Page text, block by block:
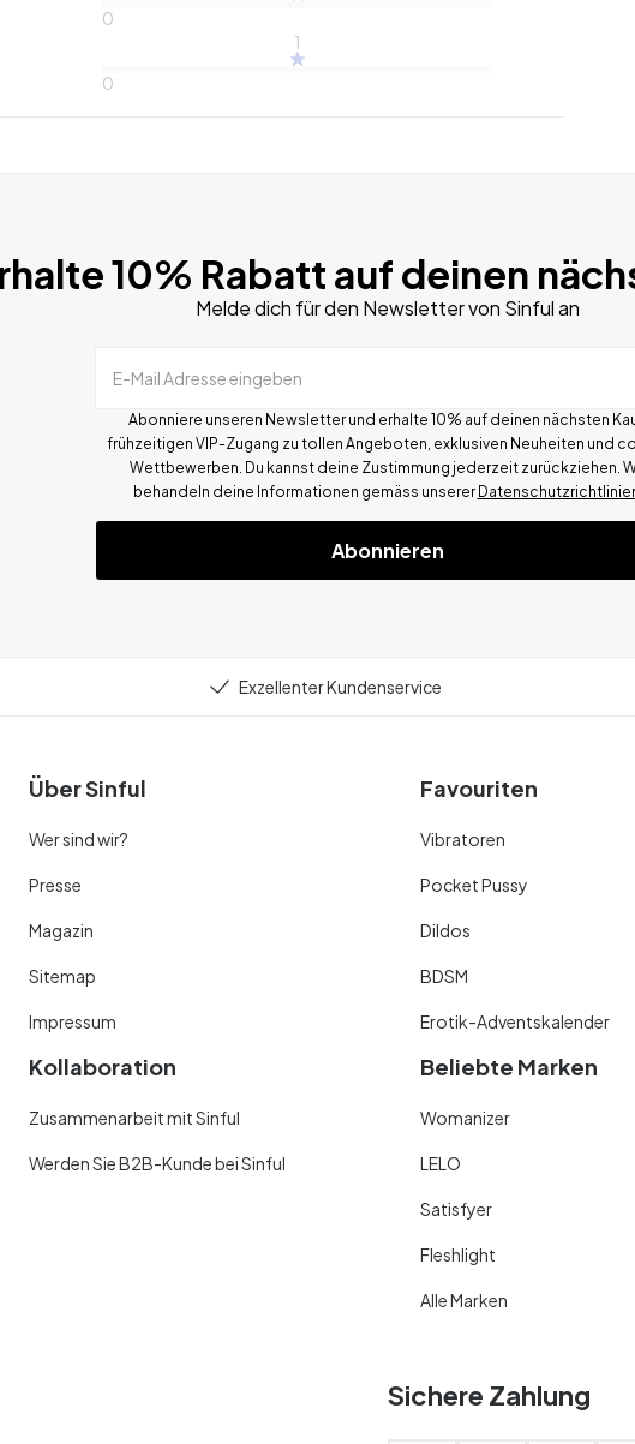
0
1
0
10% Rabatt auf deinen
Melde dich für den Newsletter von Sinful an
E-Mail Adresse eingeben
Abonniere unseren Newsletter und erhalte 10% auf deinen nächsten
frühzeitigen VIP-Zugang zu tollen Angeboten, exklusiven Neuheiten und
Wettbewerben. Du kannst deine Zustimmung jederzeit zurückziehen.
behandeln deine Informationen gemäss unserer
Abonnieren
Exzellenter Kundenservice
Über Sinful
Wer sind wir?
Presse
Magazin
Sitemap
Impressum
Kollaboration
Zusammenarbeit mit Sinful
Werden Sie B2B-Kunde bei Sinful
Favouriten
Vibratoren
Pocket Pussy
Dildos
BDSM
Erotik-Adventskalender
Beliebte Marken
Womanizer
LELO
Satisfyer
Fleshlight
Alle Marken
Sichere Zahlung